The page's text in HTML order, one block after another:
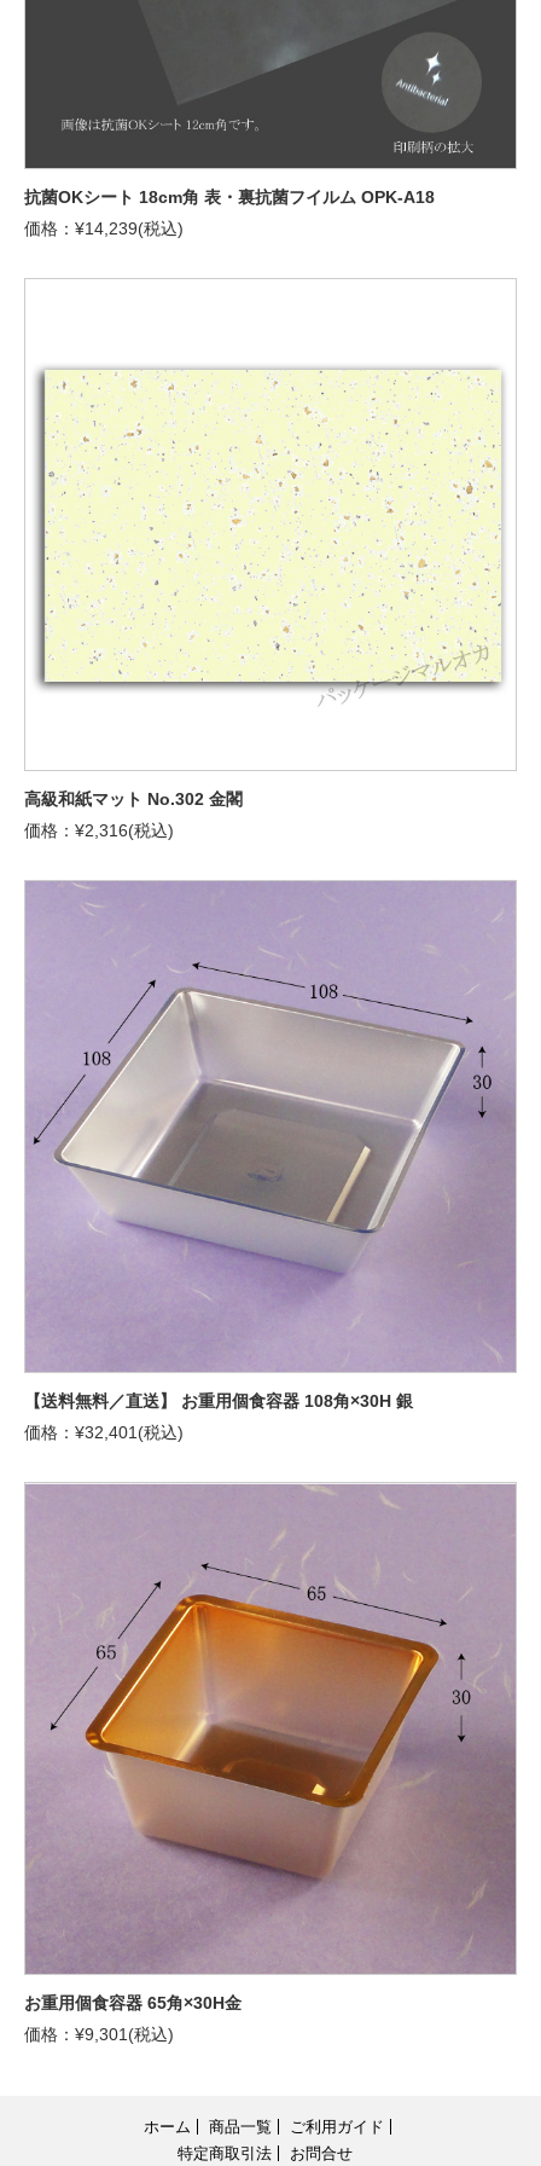
抗菌OKシート 18cm角 表・裏抗菌フイルム OPK-A18
価格：¥14,239(税込)
高級和紙マット No.302 金閣
価格：¥2,316(税込)
【送料無料／直送】 お重用個食容器 108角×30H 銀
価格：¥32,401(税込)
お重用個食容器 65角×30H金
価格：¥9,301(税込)
ホーム 商品一覧
ご利用ガイド
特定商取引法
お問合せ